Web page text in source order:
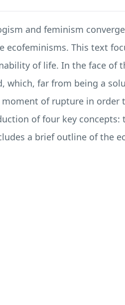
and feminism
ecofeminisms. This text
of life. In the face of
which, far from being a
of rupture in order
of four key
a brief outline of the